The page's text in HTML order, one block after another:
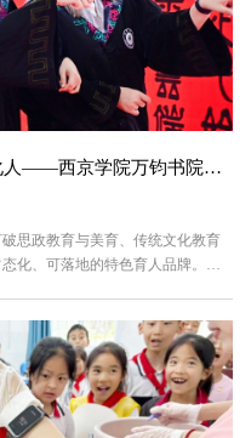
笔墨润心以美铸魂 以书启智以文化人——西京学院万钧书院书法“一院一品”育人实践
思政教育与美育、传统文化教育
化、可落地的特色育人品牌。西
院一品”品牌建设。书院锚定立德
化启智、校...